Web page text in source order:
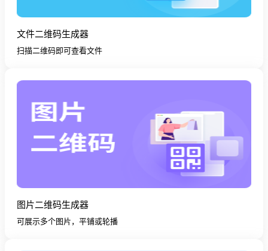
文件二维码生成器
扫描二维码即可查看文件
图片二维码生成器
可展示多个图片，平铺或轮播